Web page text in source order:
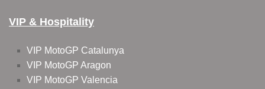
VIP & Hospitality
VIP MotoGP Catalunya
VIP MotoGP Aragon
VIP MotoGP Valencia